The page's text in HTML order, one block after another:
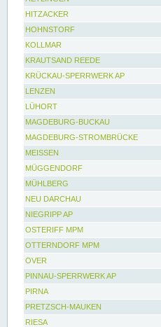
HITZACKER
HOHNSTORF
KOLLMAR
KRAUTSAND REEDE
KRÜCKAU-SPERRWERK AP
LENZEN
LÜHORT
MAGDEBURG-BUCKAU
MAGDEBURG-STROMBRÜCKE
MEISSEN
MÜGGENDORF
MÜHLBERG
NEU DARCHAU
NIEGRIPP AP
OSTERIFF MPM
OTTERNDORF MPM
OVER
PINNAU-SPERRWERK AP
PIRNA
PRETZSCH-MAUKEN
RIESA